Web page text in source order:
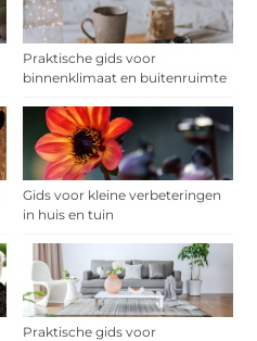
Praktische gids voor
binnenklimaat en buitenruimte
Gids voor kleine verbeteringen
in huis en tuin
Praktische gids voor